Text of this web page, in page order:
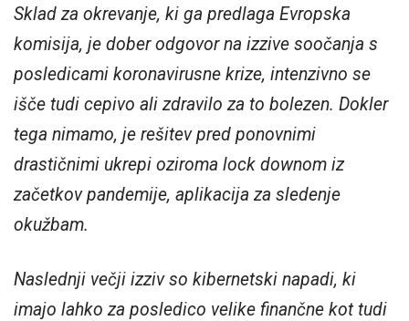
Sklad za okrevanje, ki ga predlaga Evropska
komisija, je dober odgovor na izzive soočanja s
posledicami koronavirusne krize, intenzivno se
išče tudi cepivo ali zdravilo za to bolezen. Dokler
tega nimamo, je rešitev pred ponovnimi
drastičnimi ukrepi oziroma lock downom iz
začetkov pandemije, aplikacija za sledenje
okužbam.
Naslednji večji izziv so kibernetski napadi, ki
imajo lahko za posledico velike finančne kot tudi